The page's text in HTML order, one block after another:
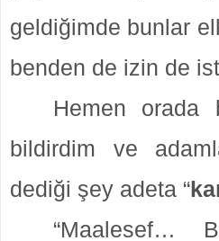
geldiğimde bunlar
benden de izin de
Hemen orada
bildirdim ve
dediği şey adeta “
“Maalesef…